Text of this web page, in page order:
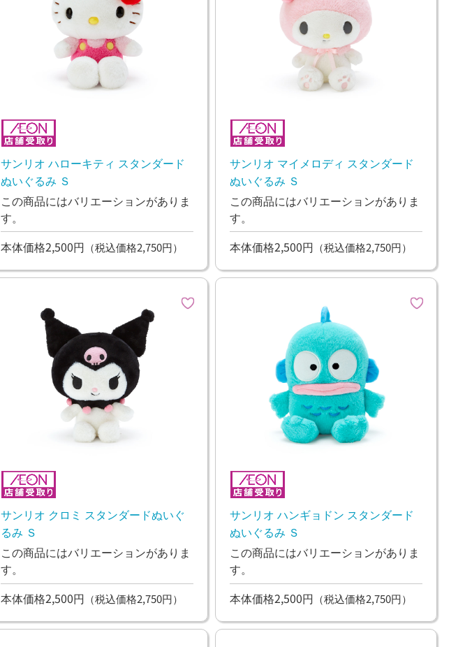
サンリオ ハローキティ スタンダード
ぬいぐるみ Ｓ
この商品にはバリエーションがありま
す。
本体価格2,500円 （税込価格2,750円）
サンリオ マイメロディ スタンダード
ぬいぐるみ Ｓ
この商品にはバリエーションがありま
す。
本体価格2,500円 （税込価格2,750円）
サンリオ クロミ スタンダードぬいぐ
るみ Ｓ
この商品にはバリエーションがありま
す。
本体価格2,500円 （税込価格2,750円）
サンリオ ハンギョドン スタンダード
ぬいぐるみ Ｓ
この商品にはバリエーションがありま
す。
本体価格2,500円 （税込価格2,750円）